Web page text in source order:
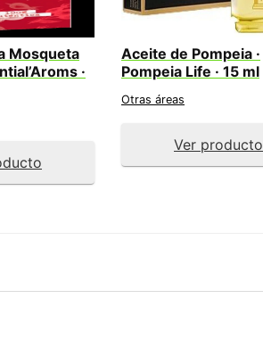
Mosqueta
·
Aceite de Pompeia ·
Pompeia Life · 15 ml
Otras áreas
Ver producto